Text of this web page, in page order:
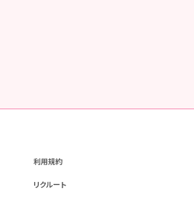
利用規約
リクルート